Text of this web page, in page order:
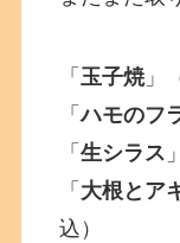
「玉子焼」
「ハモのフ
「生シラス
「 大根とア
込）